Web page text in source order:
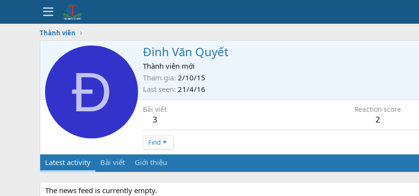
Thành viên
Đ
Đinh Văn Quyết
Thành viên mới
Tham gia 2/10/15
Last seen 21/4/16
Bài viết
3
Reaction score
2
Find
Latest activity Bài viết Giới thiệu
The news feed is currently empty.